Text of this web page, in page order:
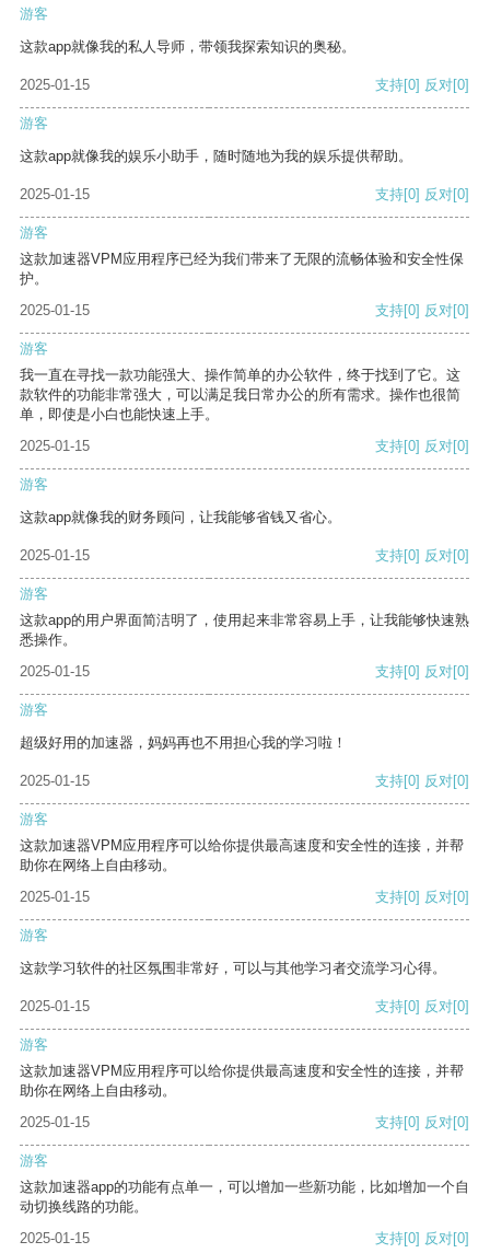
游客
这款app就像我的私人导师，带领我探索知识的奥秘。
2025-01-15 支持[0] 反对[0]
游客
这款app就像我的娱乐小助手，随时随地为我的娱乐提供帮助。
2025-01-15 支持[0] 反对[0]
游客
这款加速器VPM应用程序已经为我们带来了无限的流畅体验和安全性保
护。
2025-01-15
支持[0] 反对[0]
游客
我一直在寻找一款功能强大、操作简单的办公软件，终于找到了它。这
款软件的功能非常强大，可以满足我日常办公的所有需求。操作也很简
单，即使是小白也能快速上手。
2025-01-15
支持[0] 反对[0]
游客
这款app就像我的财务顾问，让我能够省钱又省心。
2025-01-15 支持[0] 反对[0]
游客
这款app的用户界面简洁明了，使用起来非常容易上手，让我能够快速熟
悉操作。
2025-01-15
支持[0] 反对[0]
游客
超级好用的加速器，妈妈再也不用担心我的学习啦！
2025-01-15 支持[0] 反对[0]
游客
这款加速器VPM应用程序可以给你提供最高速度和安全性的连接，并帮
助你在网络上自由移动。
2025-01-15
支持[0] 反对[0]
游客
这款学习软件的社区氛围非常好，可以与其他学习者交流学习心得。
2025-01-15 支持[0] 反对[0]
游客
这款加速器VPM应用程序可以给你提供最高速度和安全性的连接，并帮
助你在网络上自由移动。
2025-01-15
支持[0] 反对[0]
游客
这款加速器app的功能有点单一，可以增加一些新功能，比如增加一个自
动切换线路的功能。
2025-01-15
支持[0] 反对[0]